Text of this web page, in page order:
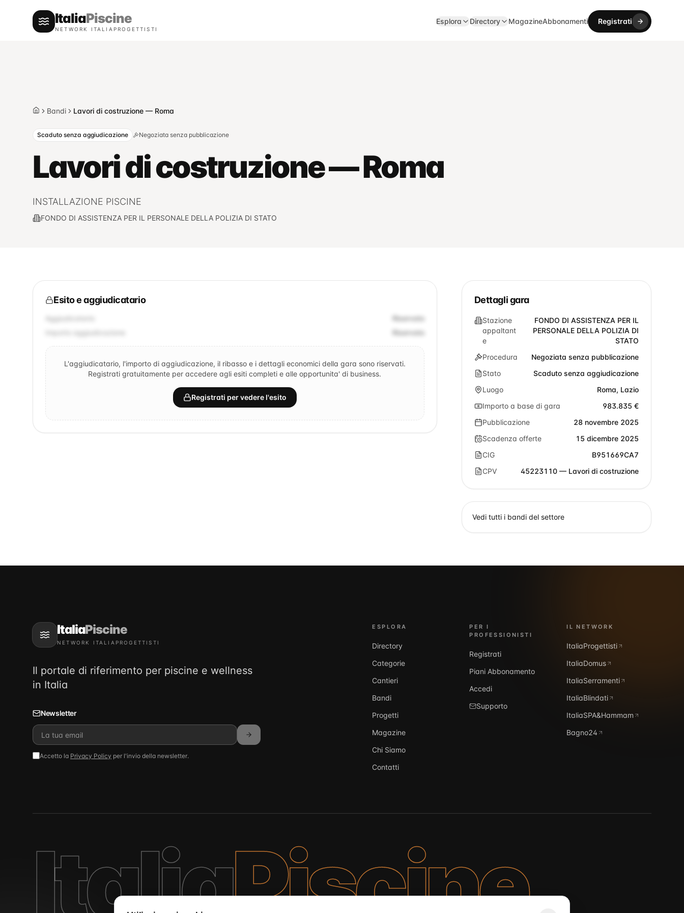
ItaliaPiscine
NETWORK ITALIAPROGETTISTI
Esplora Directory MagazineAbbonamenti Registrati
HomeBandi Lavori di costruzione — Roma
Scaduto senza aggiudicazione Negoziata senza pubblicazione
Lavori di costruzione — Roma
INSTALLAZIONE PISCINE
FONDO DI ASSISTENZA PER IL PERSONALE DELLA POLIZIA DI STATO
Esito e aggiudicatario
Riservato
Riservato
L'aggiudicatario, l'importo di aggiudicazione, il ribasso e i dettagli economici della gara sono riservati.
Registrati gratuitamente per accedere agli esiti completi e alle opportunita' di business.
Registrati per vedere l'esito
Dettagli gara
Stazione
appaltant
e
FONDO DI ASSISTENZA PER IL
PERSONALE DELLA POLIZIA DI
STATO
Procedura
Negoziata senza pubblicazione
Stato
Scaduto senza aggiudicazione
Luogo
Roma, Lazio
Importo a base di gara
983.835 €
Pubblicazione
28 novembre 2025
Scadenza offerte
15 dicembre 2025
CIG
B951669CA7
CPV
45223110 — Lavori di costruzione
Vedi tutti i bandi del settore
ItaliaPiscine
NETWORK ITALIAPROGETTISTI
Il portale di riferimento per piscine e wellness
in Italia
Newsletter
Accetto la Privacy Policy per l'invio della newsletter.
ESPLORA
Directory
Categorie
Cantieri
Bandi
Progetti
Magazine
Chi Siamo
Contatti
PER I
PROFESSIONISTI
Registrati
Piani Abbonamento
Accedi
Supporto
IL NETWORK
ItaliaProgettisti
ItaliaDomus
ItaliaSerramenti
ItaliaBlindati
ItaliaSPA&Hammam
Bagno24
ItaliaPiscine